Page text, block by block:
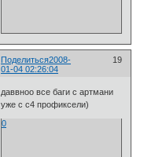
Поделиться 19
2008-
01-04 02:26:04
даввноо все баги с артмани
уже с с4 профиксели)
0